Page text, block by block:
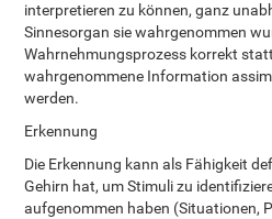
interpretieren zu können, ganz
Sinnesorgan sie wahrgenommen
Wahrnehmungsprozess korrekt
wahrgenommene Information
werden.
Erkennung
Die Erkennung kann als Fähigkeit
Gehirn hat, um Stimuli zu
aufgenommen haben (Situationen,